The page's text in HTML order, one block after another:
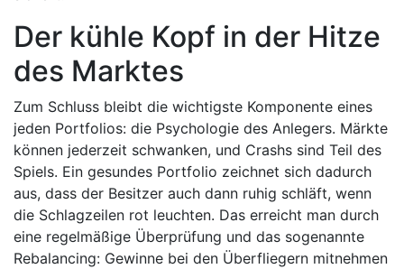
Der kühle Kopf in der Hitze
des Marktes
Zum Schluss bleibt die wichtigste Komponente eines
jeden Portfolios: die Psychologie des Anlegers. Märkte
können jederzeit schwanken, und Crashs sind Teil des
Spiels. Ein gesundes Portfolio zeichnet sich dadurch
aus, dass der Besitzer auch dann ruhig schläft, wenn
die Schlagzeilen rot leuchten. Das erreicht man durch
eine regelmäßige Überprüfung und das sogenannte
Rebalancing: Gewinne bei den Überfliegern mitnehmen